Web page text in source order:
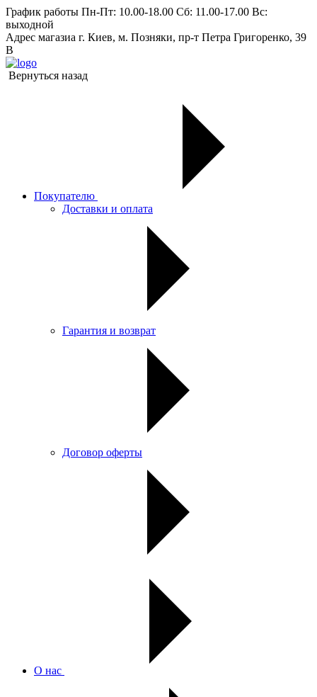
График работы Пн-Пт: 10.00-18.00 Сб: 11.00-17.00 Вс:
выходной
Адрес магазиа г. Киев, м. Позняки, пр-т Петра Григоренко, 39
В
Вернуться назад
Покупателю
Доставки и оплата
Гарантия и возврат
Договор оферты
О нас